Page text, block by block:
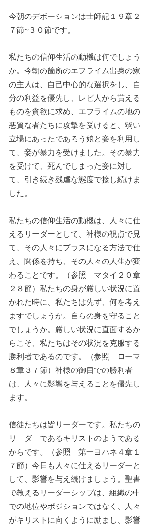
今朝のデボーションは士師記１９章２
７節~３０節です。
私たちの信仰生活の動機は何でしょう
か。今朝の箇所のエフライム出身の家
の主人は、自己中心的な選択をし、自
分の利益を優先し、レビ人から貰える
ものを貪欲に求め、エフライムの地の
悪質な者たちに攻撃を受けると、弱い
立場にあったであろう娘と妾を利用し
て、妾が暴力を受けました。その暴力
を受けて、死んでしまった妾に対し
て、引き続き残虐な態度で接し続けま
した。
私たちの信仰生活の動機は、人々に仕
えるリーダーとして、神様の視点で見
て、その人々にプラスになる方法で仕
え、関係を持ち、その人々の人生が変
わることです。（参照　マタイ２０章
２８節）私たちの身が厳しい状況に置
かれた時に、私たちは先ず、何を考え
ますでしょうか。自らの身を守ること
でしょうか。厳しい状況に直面するか
らこそ、私たちはその状況を克服する
勝利者であるのです。（参照　ローマ
８章３７節）神様の御目での勝利者
は、人々に影響を与えることを優先し
ます。
信徒たちは皆リーダーです。私たちの
リーダーであるキリストのようである
からです。（参照　第一ヨハネ４章１
７節）今日も人々に仕えるリーダーと
して、影響を与え続けましょう。聖書
で教えるリーダーシップは、組織の中
での地位やポジションではなく、人々
がキリストに向くように励まし、影響